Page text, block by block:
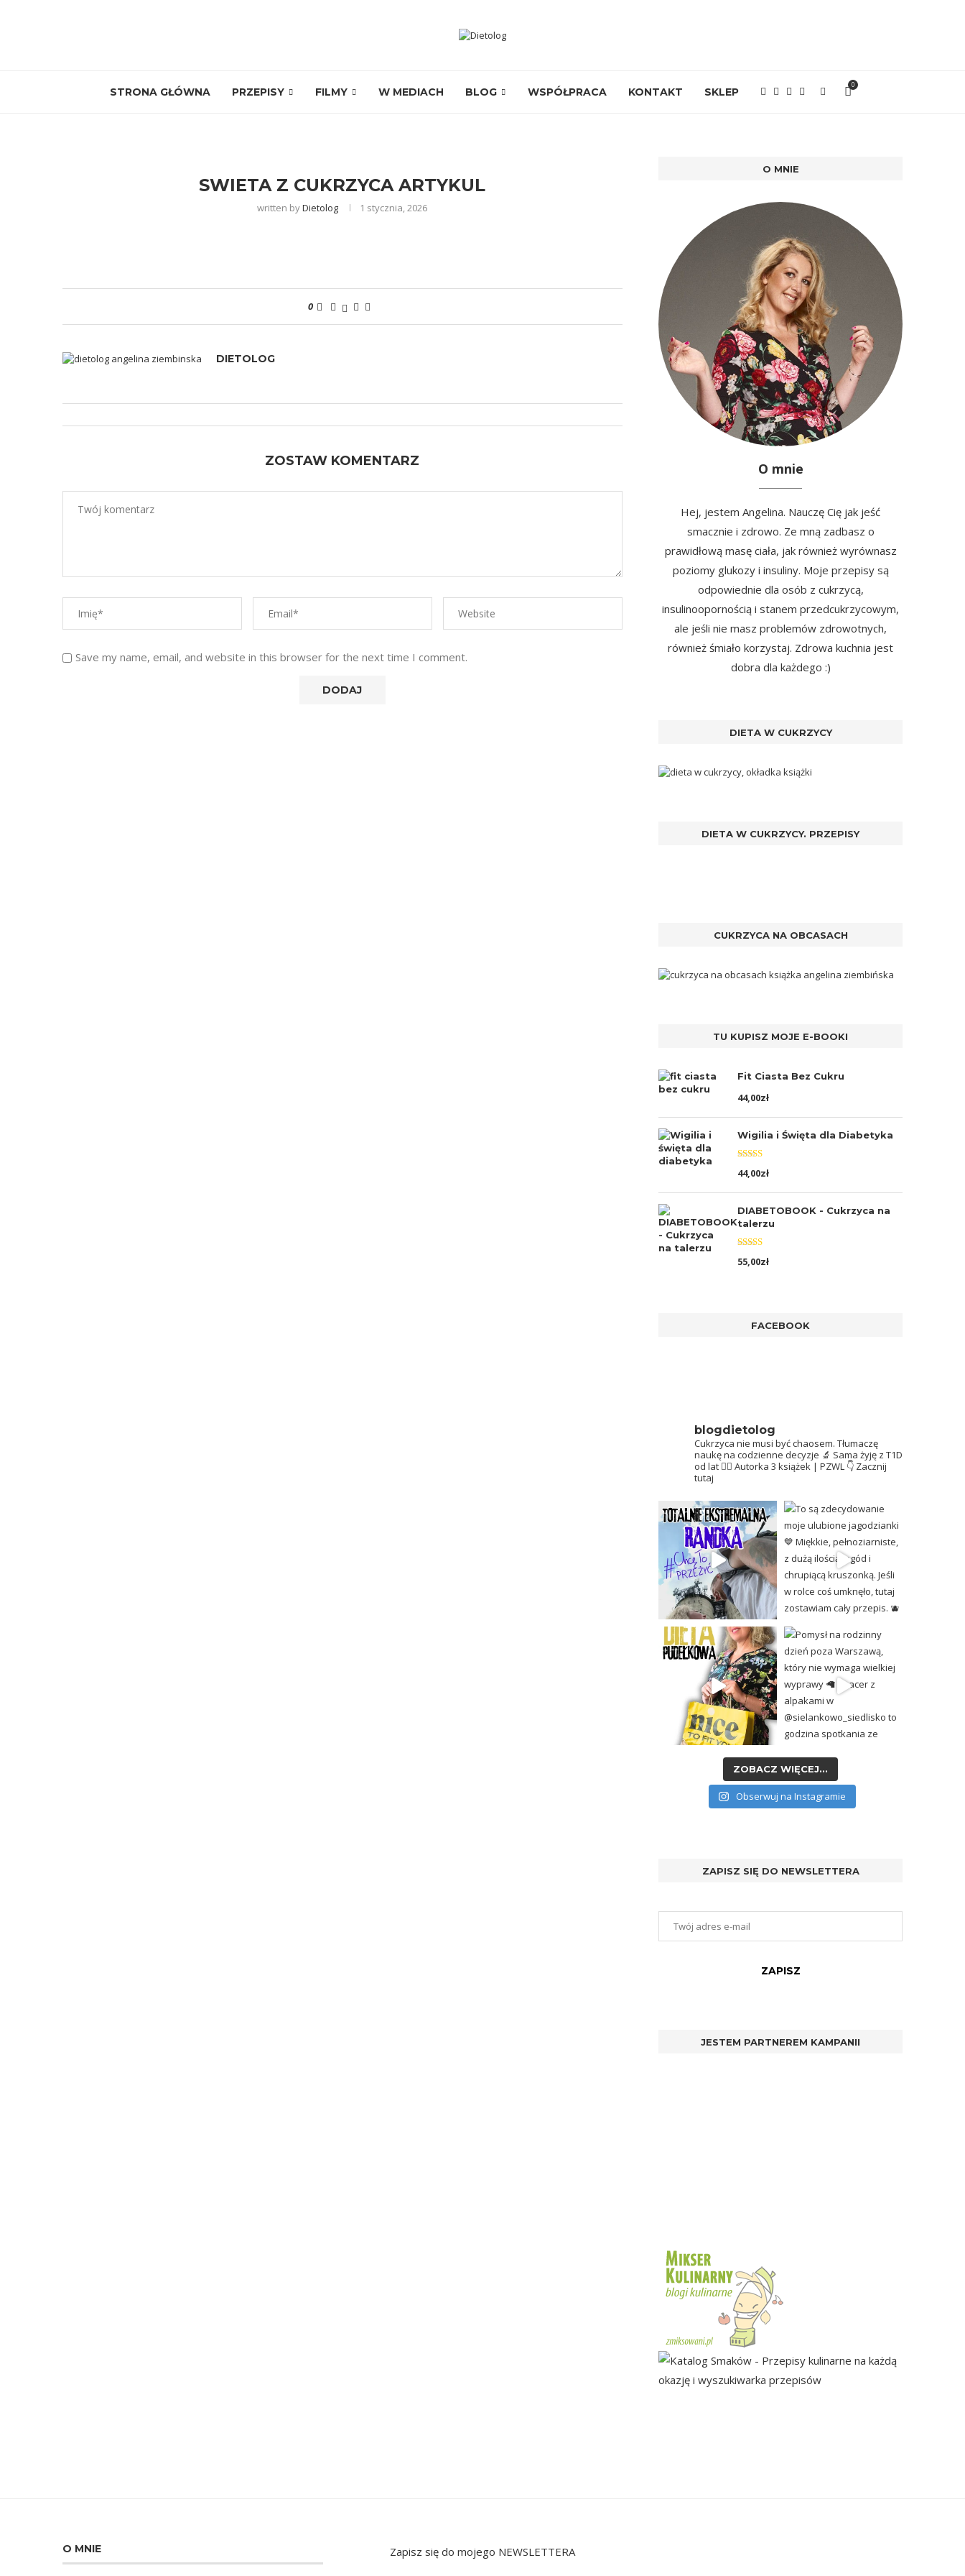
STRONA GŁÓWNA PRZEPISY FILMY W MEDIACH BLOG WSPÓŁPRACA KONTAKT SKLEP
0
SWIETA Z CUKRZYCA ARTYKUL
written byDietolog 1 stycznia, 2026
0
DIETOLOG
ZOSTAW KOMENTARZ
Save my name, email, and website in this browser for the next time I comment.
O MNIE
O mnie
Hej, jestem Angelina. Nauczę Cię jak jeść
smacznie i zdrowo. Ze mną zadbasz o
prawidłową masę ciała, jak również wyrównasz
poziomy glukozy i insuliny. Moje przepisy są
odpowiednie dla osób z cukrzycą,
insulinoopornością i stanem przedcukrzycowym,
ale jeśli nie masz problemów zdrowotnych,
również śmiało korzystaj. Zdrowa kuchnia jest
dobra dla każdego :)
DIETA W CUKRZYCY
DIETA W CUKRZYCY. PRZEPISY
CUKRZYCA NA OBCASACH
TU KUPISZ MOJE E-BOOKI
Fit Ciasta Bez Cukru
44,00zł
Wigilia i Święta dla Diabetyka
Oceniono
5.00na 5
44,00zł
DIABETOBOOK - Cukrzyca na
talerzu
Oceniono
5.00na 5
55,00zł
FACEBOOK
blogdietolog
Cukrzyca nie musi być chaosem. Tłumaczę
naukę na codzienne decyzje 🔬 Sama żyję z T1D
od lat 👩‍⚕️ Autorka 3 książek | PZWL 👇 Zacznij
tutaj
ZOBACZ WIĘCEJ...
Obserwuj na Instagramie
ZAPISZ SIĘ DO NEWSLETTERA
JESTEM PARTNEREM KAMPANII
O MNIE Zapisz się do mojego NEWSLETTERA